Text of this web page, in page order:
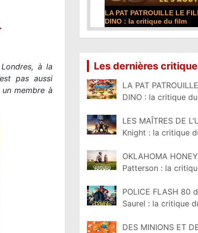
à la
pas aussi
membre à
LA PAT PATROUILLE LE FILM -
DINO : la critique du film
Les dernières
LA PAT
DINO : la critique
LES MAÎTRES DE
Knight : la critique
OKLAHOMA
Patterson : la
POLICE FLASH 80
Saurel : la critique
DES MINIONS ET